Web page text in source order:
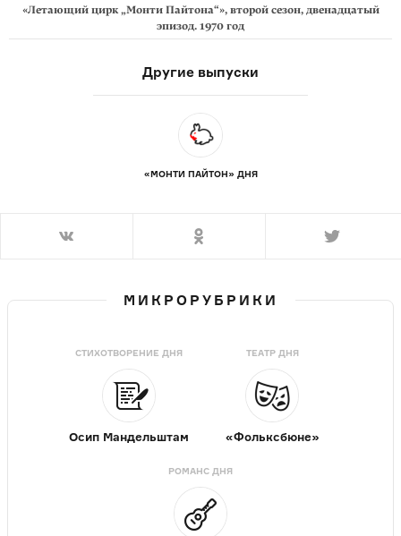
«Летающий цирк „Монти Пайтона“», второй сезон, двенадцатый
эпизод. 1970 год
Другие выпуски
«МОНТИ ПАЙТОН» ДНЯ
МИКРОРУБРИКИ
СТИХОТВОРЕНИЕ ДНЯ
Осип Мандельштам
ТЕАТР ДНЯ
«Фольксбюне»
РОМАНС ДНЯ